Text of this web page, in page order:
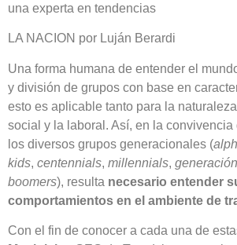
una experta en tendencias
LA NACION por Luján Berardi
Una forma humana de entender el
y división de grupos con base en
esto es aplicable tanto para la
social y la laboral. Así, en la convivencia
los diversos grupos generacionales (
kids, centennials, millennials,
boomers), resulta necesario entender
comportamientos en el ambiente de
Con el fin de conocer a cada una de